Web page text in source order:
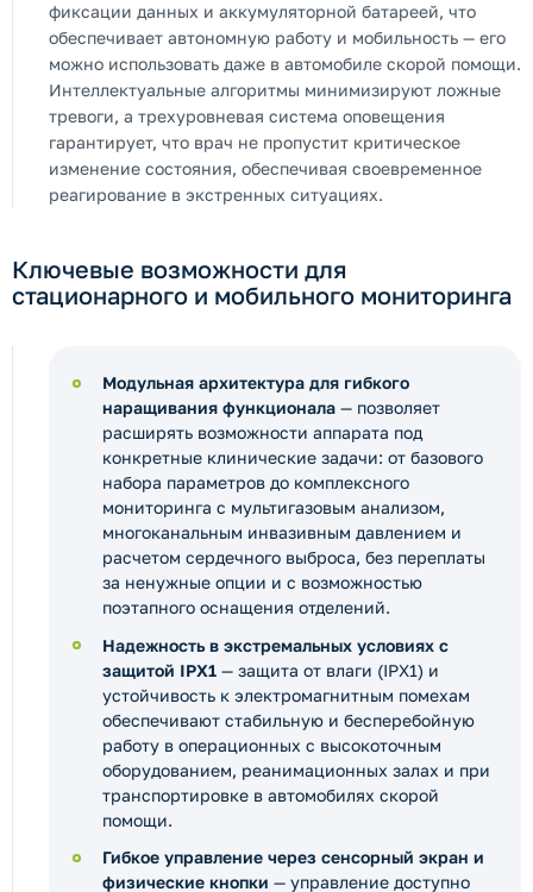
фиксации данных и аккумуляторной батареей, что
обеспечивает автономную работу и мобильность — его
можно использовать даже в автомобиле скорой помощи.
Интеллектуальные алгоритмы минимизируют ложные
тревоги, а трехуровневая система оповещения
гарантирует, что врач не пропустит критическое
изменение состояния, обеспечивая своевременное
реагирование в экстренных ситуациях.
Ключевые возможности для
стационарного и мобильного мониторинга
Модульная архитектура для гибкого
наращивания функционала — позволяет
расширять возможности аппарата под
конкретные клинические задачи: от базового
набора параметров до комплексного
мониторинга с мультигазовым анализом,
многоканальным инвазивным давлением и
расчетом сердечного выброса, без переплаты
за ненужные опции и с возможностью
поэтапного оснащения отделений.
Надежность в экстремальных условиях с
защитой IPX1 — защита от влаги (IPX1) и
устойчивость к электромагнитным помехам
обеспечивают стабильную и бесперебойную
работу в операционных с высокоточным
оборудованием, реанимационных залах и при
транспортировке в автомобилях скорой
помощи.
Гибкое управление через сенсорный экран и
физические кнопки — управление доступно